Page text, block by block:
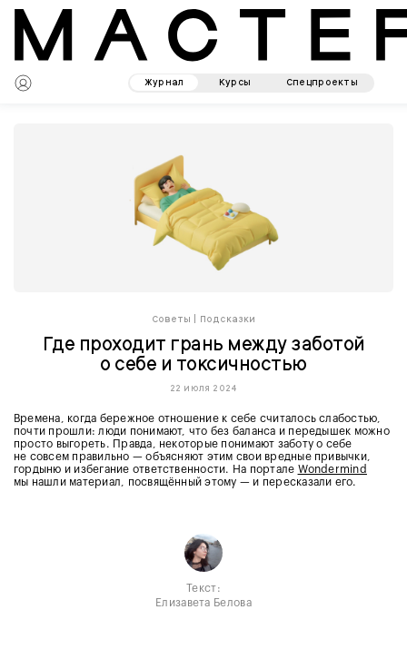
Журнал Курсы Спецпроекты
Советы Подсказки
Где проходит грань между заботой
о себе и токсичностью
22 июля 2024
Времена, когда бережное отношение к себе считалось слабостью,
почти прошли: люди понимают, что без баланса и передышек можно
просто выгореть. Правда, некоторые понимают заботу о себе
не совсем правильно — объясняют этим свои вредные привычки,
гордыню и избегание ответственности. На портале Wondermind
мы нашли материал, посвящённый этому — и пересказали его.
Текст:
Елизавета Белова